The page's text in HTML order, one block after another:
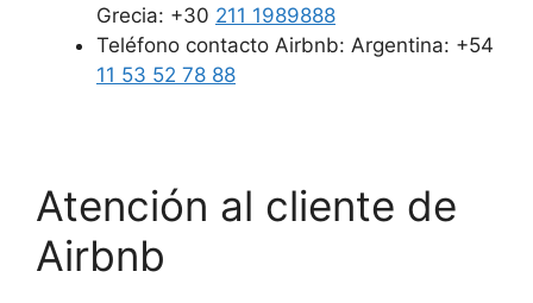
Grecia: +30 211 1989888
Teléfono contacto Airbnb: Argentina: +54
11 53 52 78 88
Atención al cliente de
Airbnb